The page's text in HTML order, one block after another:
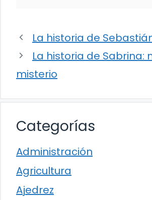
La historia de
La historia de Sabrina:
misterio
Categorías
Administración
Agricultura
Ajedrez